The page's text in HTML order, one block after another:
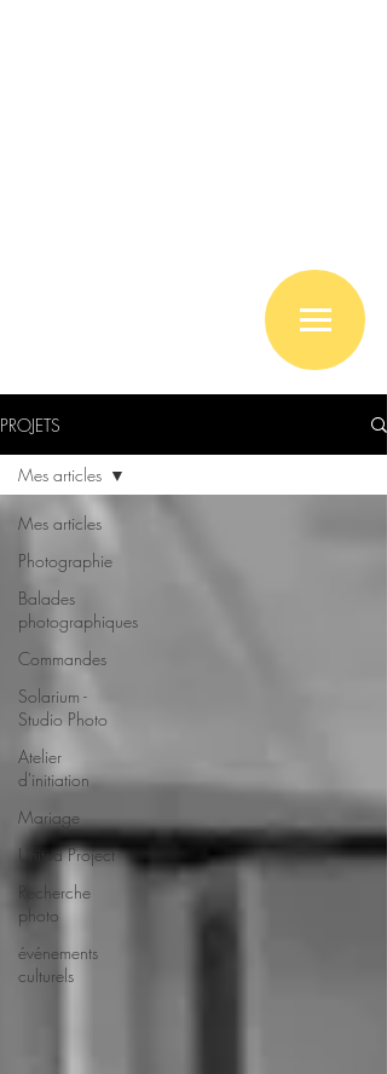
PROJETS
Mes articles
Photographie
Balades
photographiques
Commandes
Solarium -
Studio Photo
Atelier
d'initiation
Mariage
United Project
Recherche
photo
événements
culturels
Mes articles